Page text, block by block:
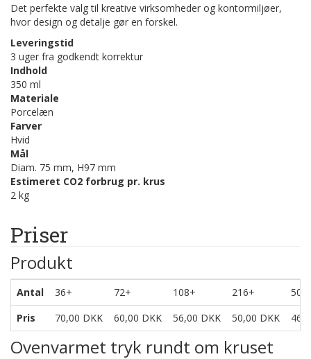
Det perfekte valg til kreative virksomheder og kontormiljøer,
hvor design og detalje gør en forskel.
Leveringstid
3 uger fra godkendt korrektur
Indhold
350 ml
Materiale
Porcelæn
Farver
Hvid
Mål
Diam. 75 mm, H97 mm
Estimeret CO2 forbrug pr. krus
2 kg
Priser
Produkt
Antal 36+ 72+ 108+ 216+
Pris
70,00 DKK 60,00 DKK 56,00 DKK 50,00 DKK
Ovenvarmet tryk rundt om kruset